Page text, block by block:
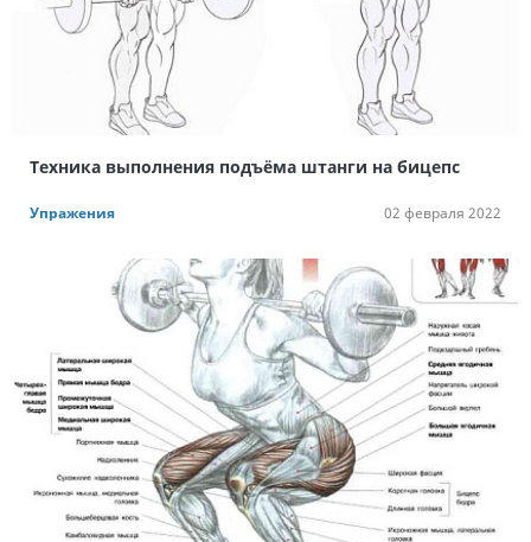
Техника выполнения подъёма штанги на бицепс
Упражения 02 февраля 2022